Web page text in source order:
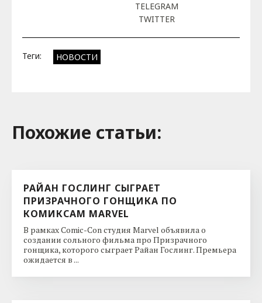
TELEGRAM
TWITTER
Теги: НОВОСТИ
Похожие cтатьи:
РАЙАН ГОСЛИНГ СЫГРАЕТ
ПРИЗРАЧНОГО ГОНЩИКА ПО
КОМИКСАМ MARVEL
В рамках Comic-Con студия Marvel объявила о
создании сольного фильма про Призрачного
гонщика, которого сыграет Райан Гослинг. Премьера
ожидается в ...